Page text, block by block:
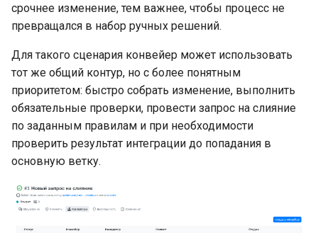
срочнее изменение, тем важнее, чтобы процесс не
превращался в набор ручных решений.
Для такого сценария конвейер может использовать
тот же общий контур, но с более понятным
приоритетом: быстро собрать изменение, выполнить
обязательные проверки, провести запрос на слияние
по заданным правилам и при необходимости
проверить результат интеграции до попадания в
основную ветку.